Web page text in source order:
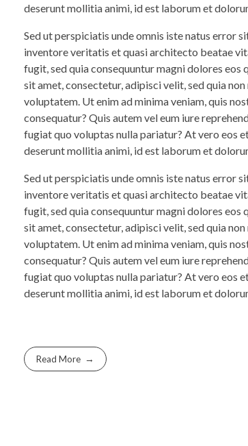
deserunt mollitia animi, id est laborum et
Sed ut perspiciatis unde omnis iste natus error
inventore veritatis et quasi architecto beatae
fugit, sed quia consequuntur magni dolores
sit amet, consectetur, adipisci velit, sed quia
voluptatem. Ut enim ad minima veniam, quis
consequatur? Quis autem vel eum iure
fugiat quo voluptas nulla pariatur? At vero eos
deserunt mollitia animi, id est laborum et
Sed ut perspiciatis unde omnis iste natus error
inventore veritatis et quasi architecto beatae
fugit, sed quia consequuntur magni dolores
sit amet, consectetur, adipisci velit, sed quia
voluptatem. Ut enim ad minima veniam, quis
consequatur? Quis autem vel eum iure
fugiat quo voluptas nulla pariatur? At vero eos
deserunt mollitia animi, id est laborum et
Read More